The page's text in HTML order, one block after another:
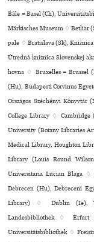
Bâle = Basel (Ch),
Märkisches Museum ♢ Betliar
pale ♢ Bratislava (Sk),
Útredná kniznica Slovenskej
hovna ♢ Bruxelles = Brussel
(Hu), Budapesti Corvinus
Országos Széchényi
College Library ♢
University (Botany Libraries
Medical Library, Houghton
Library (Louis Round
Universitaria Lucian Blaga ♢
Debrecen (Hu), Debreceni
Library) ♢ Dublin (Ie),
Landesbibliothek ♢ Erfurt
Universitätsbibliothek ♢